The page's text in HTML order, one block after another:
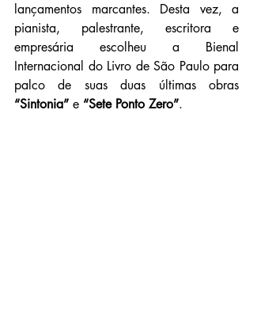
lançamentos marcantes. Desta vez, a
pianista, palestrante, escritora e
empresária escolheu a Bienal
Internacional do Livro de São Paulo para
“Sintonia” e “Sete Ponto Zero”.